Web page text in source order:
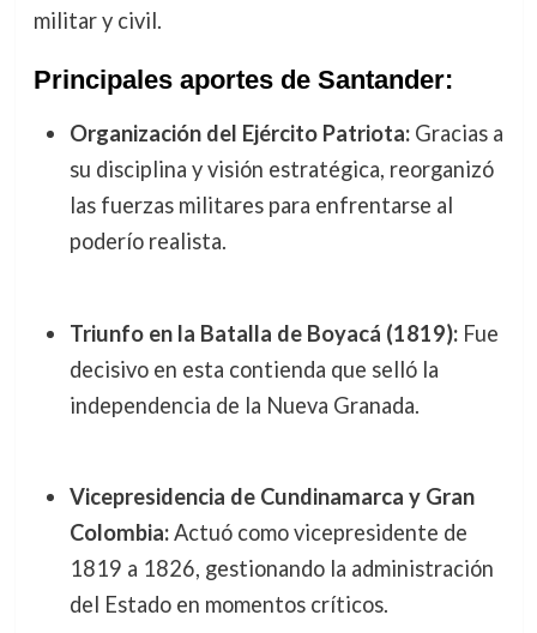
militar y civil.
Principales aportes de Santander:
Organización del Ejército Patriota:Gracias a
su disciplina y visión estratégica, reorganizó
las fuerzas militares para enfrentarse al
poderío realista.
Triunfo en la Batalla de Boyacá (1819):Fue
decisivo en esta contienda que selló la
independencia de la Nueva Granada.
Vicepresidencia de Cundinamarca y Gran
Colombia:Actuó como vicepresidente de
1819 a 1826, gestionando la administración
del Estado en momentos críticos.